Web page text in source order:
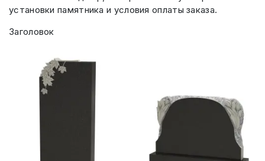
установки памятника и условия оплаты заказа.
Заголовок